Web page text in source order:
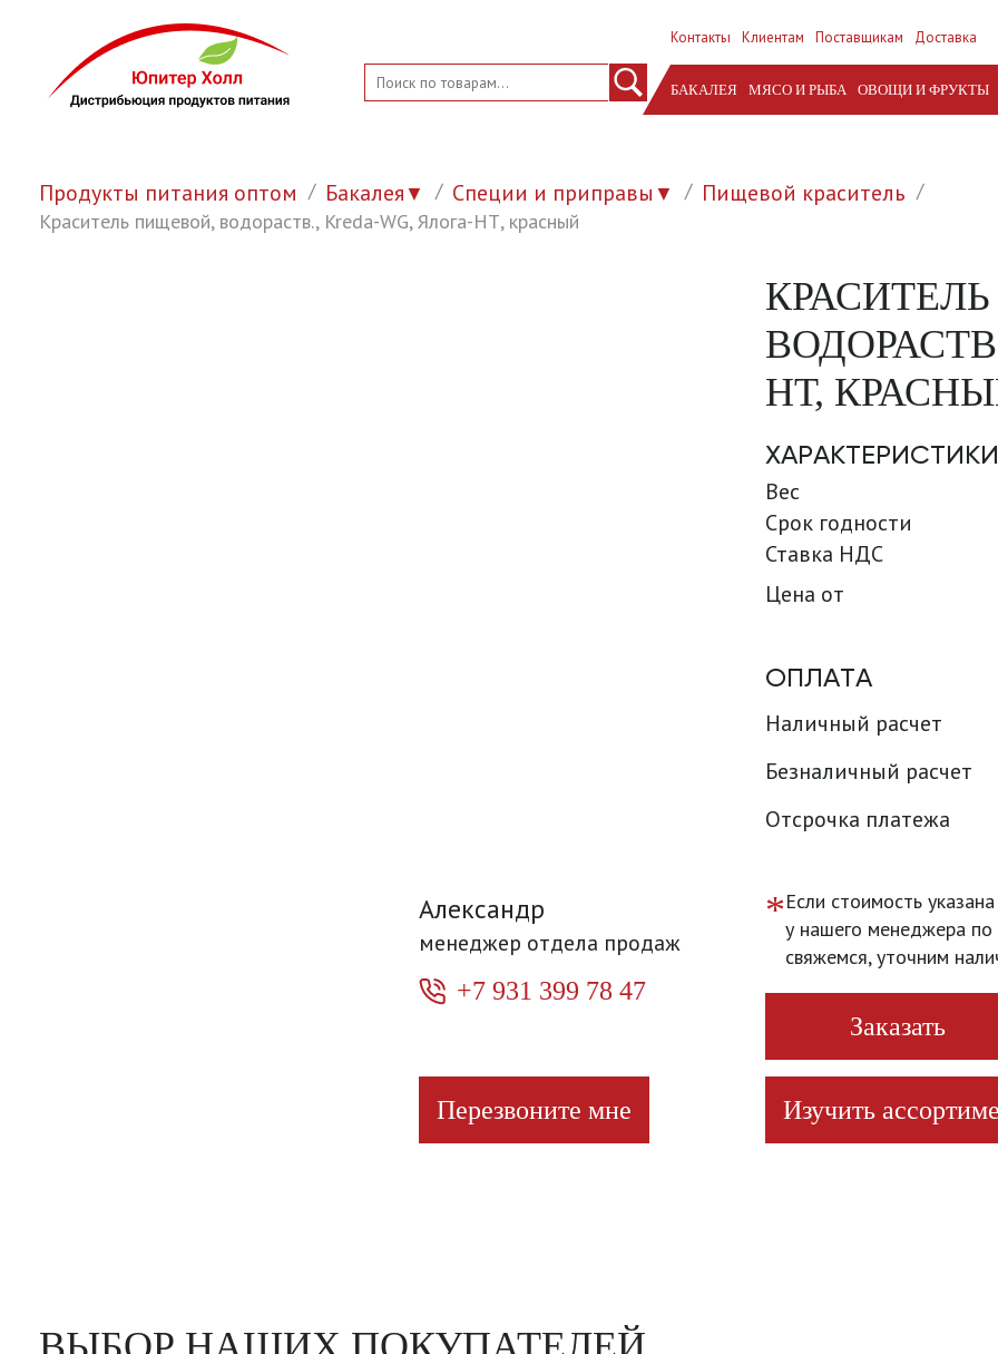
Контакты Клиентам Поставщикам Доставка
БАКАЛЕЯ МЯСО И РЫБА ОВОЩИ И ФРУКТЫ
Продукты питания оптом Бакалея▼ Специи и приправы ▼ Пищевой краситель
Краситель пищевой, водораств., Kreda-WG, Ялога-НТ, красный
Александр
менеджер отдела продаж
+7 931 399 78 47
Перезвоните мне
НТ,
ХАРАКТЕРИСТИКИ
Вес
Срок годности
Ставка НДС
Цена от
ОПЛАТА
Наличный расчет
Безналичный расчет
Отсрочка платежа
*Если стоимость
у нашего менеджера по
свяжемся, уточним
Заказать
Изучить